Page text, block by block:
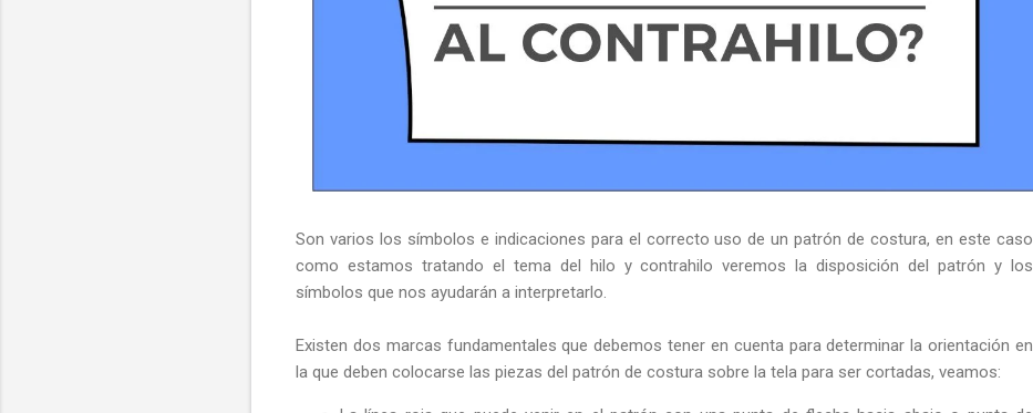
Son varios los símbolos e indicaciones para el correcto uso de un patrón de costura, en este caso
como estamos tratando el tema del hilo y contrahilo veremos la disposición del patrón y los
símbolos que nos ayudarán a interpretarlo.
Existen dos marcas fundamentales que debemos tener en cuenta para determinar la orientación en
la que deben colocarse las piezas del patrón de costura sobre la tela para ser cortadas, veamos: